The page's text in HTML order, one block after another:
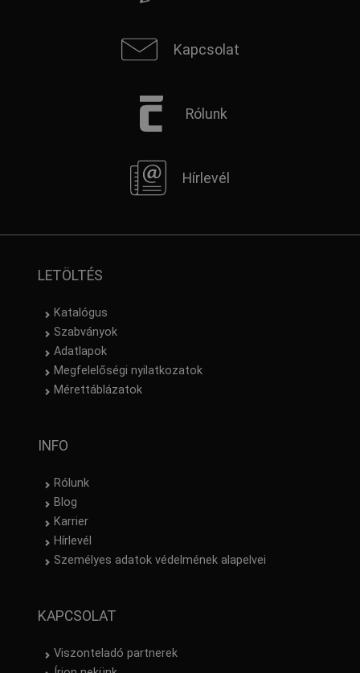
Kapcsolat
Rólunk
Hírlevél
LETÖLTÉS
Katalógus
Szabványok
Adatlapok
Megfelelőségi nyilatkozatok
Mérettáblázatok
INFO
Rólunk
Blog
Karrier
Hírlevél
Személyes adatok védelmének alapelvei
KAPCSOLAT
Viszonteladó partnerek